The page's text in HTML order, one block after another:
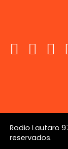
Radio Lautaro
reservados.